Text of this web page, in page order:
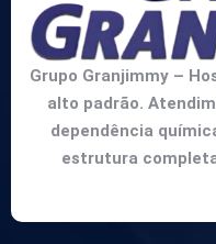
Grupo Granjimmy –
alto padrão.
dependência
estrutura